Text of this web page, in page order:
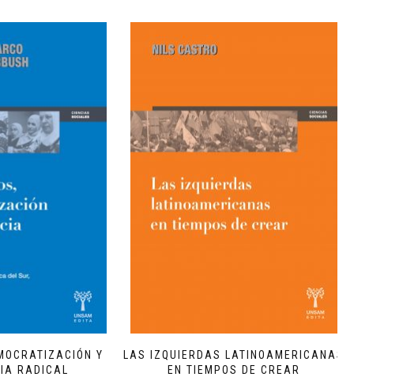
Y
RADICAL
LAS IZQUIERDAS LATINOAMERICANAS
EN TIEMPOS DE CREAR